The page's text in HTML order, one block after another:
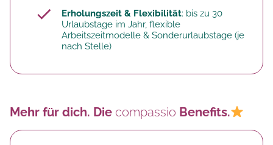
Erholungszeit & Flexibilität: bis zu 30
Urlaubstage im Jahr, flexible
Arbeitszeitmodelle & Sonderurlaubstage (je
nach Stelle)
Mehr für dich. Die compassio Benefits.